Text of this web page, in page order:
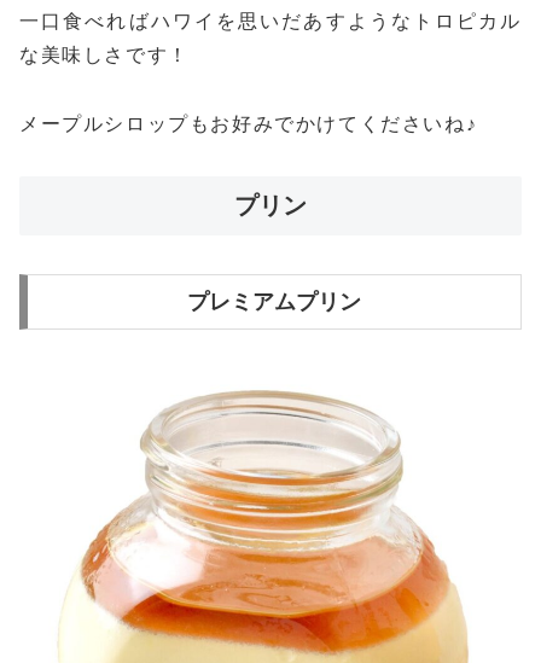
一口食べればハワイを思いだあすようなトロピカル
な美味しさです！
メープルシロップもお好みでかけてくださいね♪
プリン
プレミアムプリン